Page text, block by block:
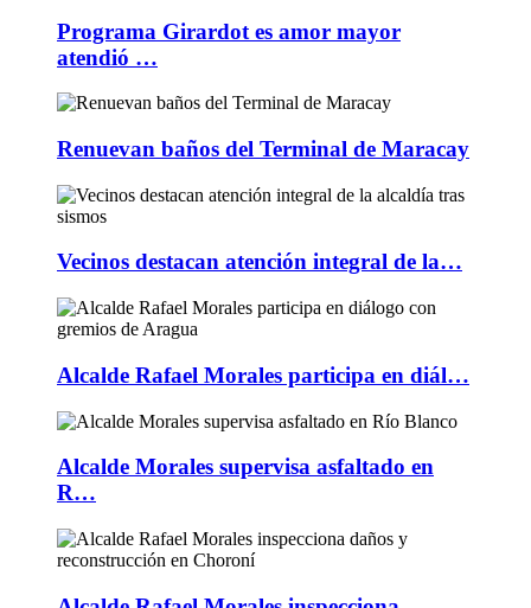
Programa Girardot es amor mayor
atendió …
Renuevan baños del Terminal de Maracay
Vecinos destacan atención integral de la…
Alcalde Rafael Morales participa en diál…
Alcalde Morales supervisa asfaltado en
R…